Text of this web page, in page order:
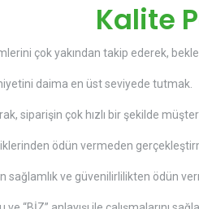
Kalite
çok yakından takip ederek,
daima en üst seviyede tutmak.
siparişin çok hızlı bir şekilde
ödün vermeden
sağlamlık ve güvenilirlilikten ödün